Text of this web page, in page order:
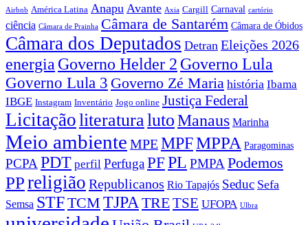
Airbnb América Latina Anapu Avante Axia Cargill Carnaval cartório
ciência Câmara de Prainha Câmara de Santarém Câmara de Óbidos
Câmara dos Deputados Detran Eleições 2026
energia Governo Helder 2 Governo Lula
Governo Lula 3 Governo Zé Maria história Ibama
IBGE Instagram Inventário Jogo online Justiça Federal
Licitaçãoliteratura lutoManaus Marinha
Meio ambiente MPEMPFMPPA Paragominas
PCPA PDT perfil PerfugaPFPL PMPA Podemos
PPreligião Republicanos Rio Tapajós Seduc Sefa
Semsa STFTCM TJPA TRETSE UFOPA Ulbra